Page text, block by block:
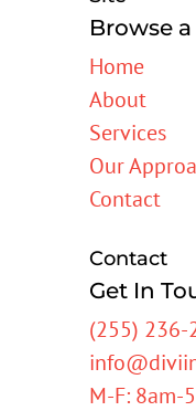
Browse
Home
About
Services
Our
Contact
Contact
Get In
(255) 236-
M-F: 8am-